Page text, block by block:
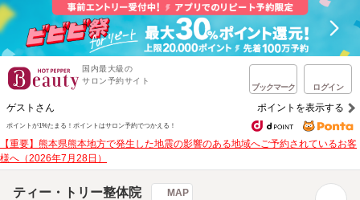
国内最大級の
サロン予約サイト
ブックマーク ログイン
ゲストさん ポイントを表示する
ポイントが1%たまる！ ポイントはサロン予約でつかえる！
【重要】熊本県熊本地方で発生した地震の影響のある地域へご予約されているお客
様へ（2026年7月28日）
ティー・トリー整体院 MAP